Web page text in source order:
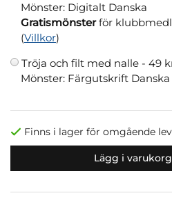
Mönster: Digitalt Danska
Gratismönsterför
(Villkor)
Tröja och filt med nalle - 49
Mönster: Färgutskrift Danska
Finns i lager för omgående
Lägg i